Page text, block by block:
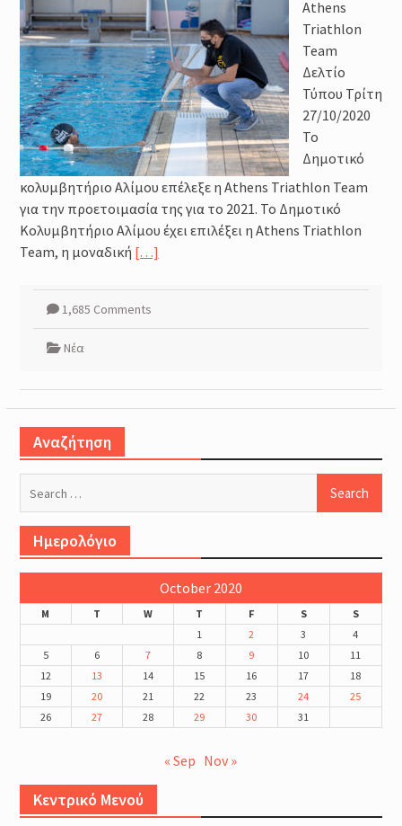
έντασης της προπόνησης :
Φυσιολογικά και Πρακτικά
Ζητήματα
Προπόνηση Τριάθλου :
Περιοδικότητα
Προπόνηση Δύναμης για αθλητές
Τριάθλου
Athens
Triathlon
Team
Δελτίο
Τύπου Τρίτη
27/10/2020
To
Δημοτικό
κολυμβητήριο Αλίμου επέλεξε η Athens Triathlon Team
για την προετοιμασία της για το 2021. Το Δημοτικό
Κολυμβητήριο Αλίμου έχει επιλέξει η Athens Triathlon
Team, η μοναδική […]
1,685 Comments
Νέα
Αναζήτηση
Ημερολόγιο
October 2020
M T W T F S
S
1
2 3
4
5
6 7 8 9 10
11
12
13 14 15 16 17
18
19
20 21 22 23 24
25
26
27 28 29 30 31
« Sep Nov »
Κεντρικό Μενού